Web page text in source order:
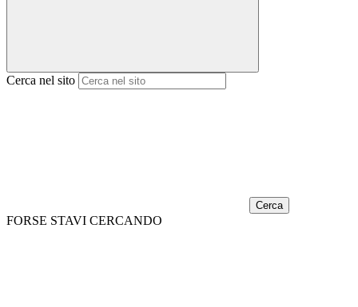
Cerca nel sito
Cerca
FORSE STAVI CERCANDO